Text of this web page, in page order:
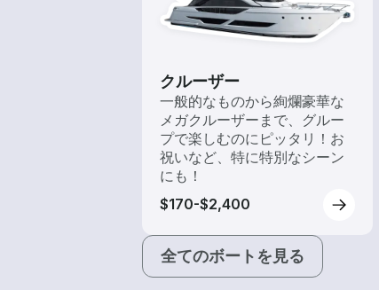
クルーザー
一般的なものから絢爛豪華な
メガクルーザーまで、グルー
プで楽しむのにピッタリ！お
祝いなど、特に特別なシーン
にも！
$170-$2,400
全てのボートを見る